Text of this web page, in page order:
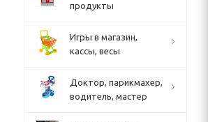
продукты
Игры в магазин,
кассы, весы
Доктор, парикмахер,
водитель, мастер